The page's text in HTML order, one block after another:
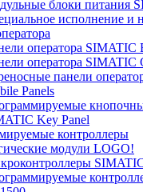
блоки питания
исполнение и
оператора SIMATIC
оператора SIMATIC
панели
Panels
Key Panel
контроллеры
модули LOGO!